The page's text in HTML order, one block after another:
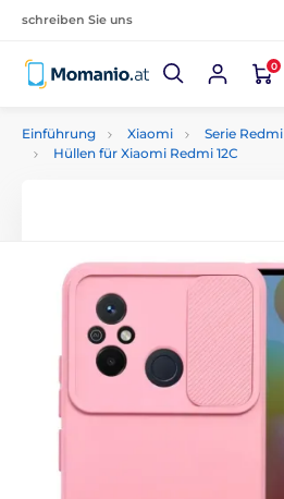
schreiben Sie uns
0
Einführung Xiaomi Serie Redmi
Hüllen für Xiaomi Redmi 12C